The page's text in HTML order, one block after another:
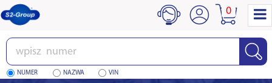
Wpisz
numer
NUMER NAZWA VIN
0